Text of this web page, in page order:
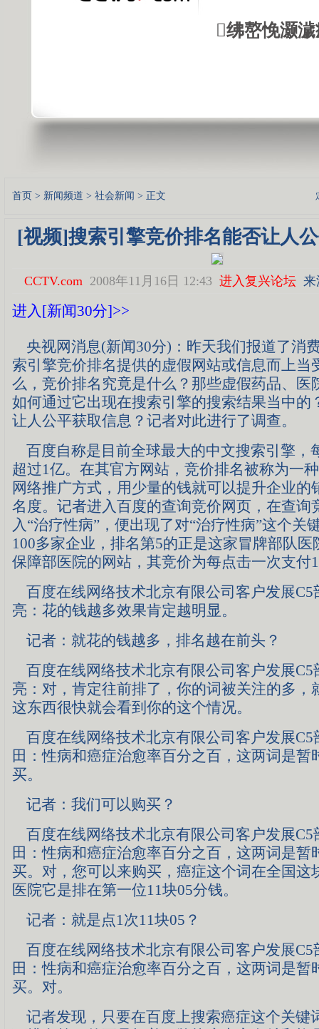
绋嶅悗灏
首页 > 新闻频道 > 社会新闻 > 正文
[视频]搜索引擎竞价排名能否让人
CCTV.com 2008年11月16日 12:43 进入复兴论坛来
进入[新闻30分]>>
央视网消息(新闻30分)：昨天我们报道了消
索引擎竞价排名提供的虚假网站或信息而上当
么，竞价排名究竟是什么？那些虚假药品、医
如何通过它出现在搜索引擎的搜索结果当中的
让人公平获取信息？记者对此进行了调查。
百度自称是目前全球最大的中文搜索引擎，
超过1亿。在其官方网站，竞价排名被称为一
网络推广方式，用少量的钱就可以提升企业的
名度。记者进入百度的查询竞价网页，在查询
入“治疗性病”，便出现了对“治疗性病”这个关
100多家企业，排名第5的正是这家冒牌部队
保障部医院的网站，其竞价为每点击一次支付
百度在线网络技术北京有限公司客户发展C5
亮：花的钱越多效果肯定越明显。
记者：就花的钱越多，排名越在前头？
百度在线网络技术北京有限公司客户发展C5
亮：对，肯定往前排了，你的词被关注的多，
这东西很快就会看到你的这个情况。
百度在线网络技术北京有限公司客户发展C5
田：性病和癌症治愈率百分之百，这两词是暂
买。
记者：我们可以购买？
百度在线网络技术北京有限公司客户发展C5
田：性病和癌症治愈率百分之百，这两词是暂
买。对，您可以来购买，癌症这个词在全国这
医院它是排在第一位11块05分钱。
记者：就是点1次11块05？
百度在线网络技术北京有限公司客户发展C5
田：性病和癌症治愈率百分之百，这两词是暂
买。对。
记者发现，只要在百度上搜索癌症这个关键